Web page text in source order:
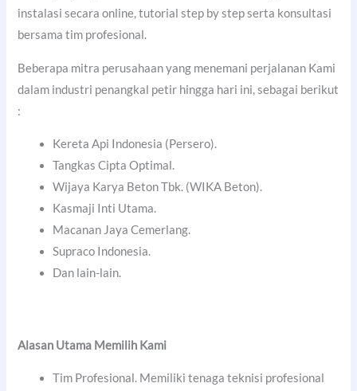
instalasi secara online, tutorial step by step serta konsultasi
bersama tim profesional.
Beberapa mitra perusahaan yang menemani perjalanan Kami
dalam industri penangkal petir hingga hari ini, sebagai berikut
:
Kereta Api Indonesia (Persero).
Tangkas Cipta Optimal.
Wijaya Karya Beton Tbk. (WIKA Beton).
Kasmaji Inti Utama.
Macanan Jaya Cemerlang.
Supraco Indonesia.
Dan lain-lain.
Alasan Utama Memilih Kami
Tim Profesional. Memiliki tenaga teknisi profesional